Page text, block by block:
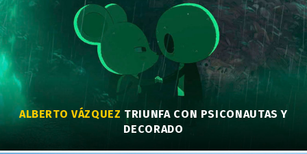
ALBERTO VÁZQUEZ TRIUNFA CON PSICONAUTAS Y
DECORADO